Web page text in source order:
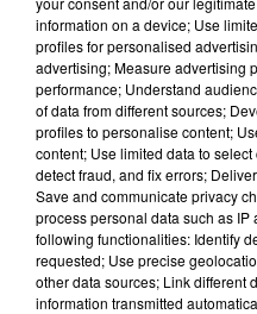
fermer ses portes.
TITRES DIFFUSÉS
9h26
9h26
information on a device; Use
profiles for personalised
advertising; Measure advertising
performance; Understand
of data from different sources;
profiles to personalise content;
content; Use limited data to
detect fraud, and fix errors;
Save and communicate privacy
process personal data such as
following functionalities: Identify
requested; Use precise
other data sources; Link different
information transmitted